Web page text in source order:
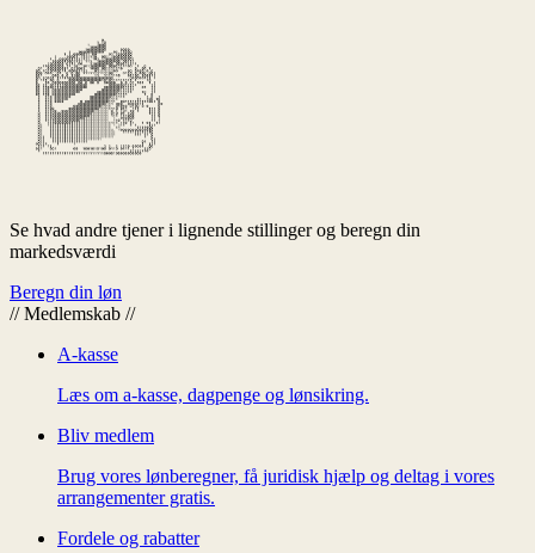
Se hvad andre tjener i lignende stillinger og beregn din
markedsværdi
Beregn din løn
// Medlemskab //
A-kasse
Læs om a-kasse, dagpenge og lønsikring.
Bliv medlem
Brug vores lønberegner, få juridisk hjælp og deltag i vores
arrangementer gratis.
Fordele og rabatter